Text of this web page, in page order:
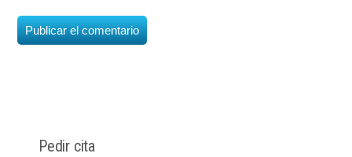
Pedir cita